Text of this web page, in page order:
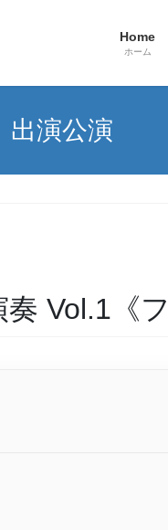
Home
ホーム
出演公演
Vol.1《